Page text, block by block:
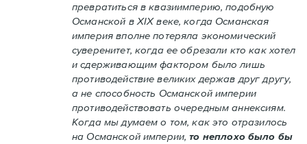
превратиться в квазиимперию, подобную
Османской в XIX веке, когда Османская
империя вполне потеряла экономический
суверенитет, когда ее обрезали кто как хотел
и сдерживающим фактором было лишь
противодействие великих держав друг другу,
а не способность Османской империи
противодействовать очередным аннексиям.
Когда мы думаем о том, как это отразилось
на Османской империи,то неплохо было бы